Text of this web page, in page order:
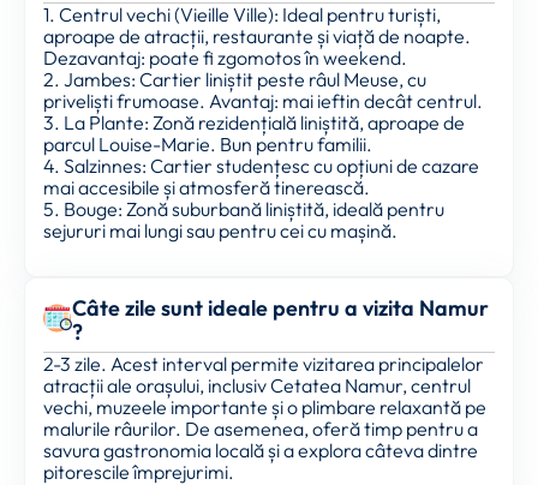
1. Centrul vechi (Vieille Ville): Ideal pentru turiști,
aproape de atracții, restaurante și viață de noapte.
Dezavantaj: poate fi zgomotos în weekend.
2. Jambes: Cartier liniștit peste râul Meuse, cu
priveliști frumoase. Avantaj: mai ieftin decât centrul.
3. La Plante: Zonă rezidențială liniștită, aproape de
parcul Louise-Marie. Bun pentru familii.
4. Salzinnes: Cartier studențesc cu opțiuni de cazare
mai accesibile și atmosferă tinerească.
5. Bouge: Zonă suburbană liniștită, ideală pentru
sejururi mai lungi sau pentru cei cu mașină.
Câte zile sunt ideale pentru a vizita Namur
?
2-3 zile. Acest interval permite vizitarea principalelor
atracții ale orașului, inclusiv Cetatea Namur, centrul
vechi, muzeele importante și o plimbare relaxantă pe
malurile râurilor. De asemenea, oferă timp pentru a
savura gastronomia locală și a explora câteva dintre
pitorescile împrejurimi.